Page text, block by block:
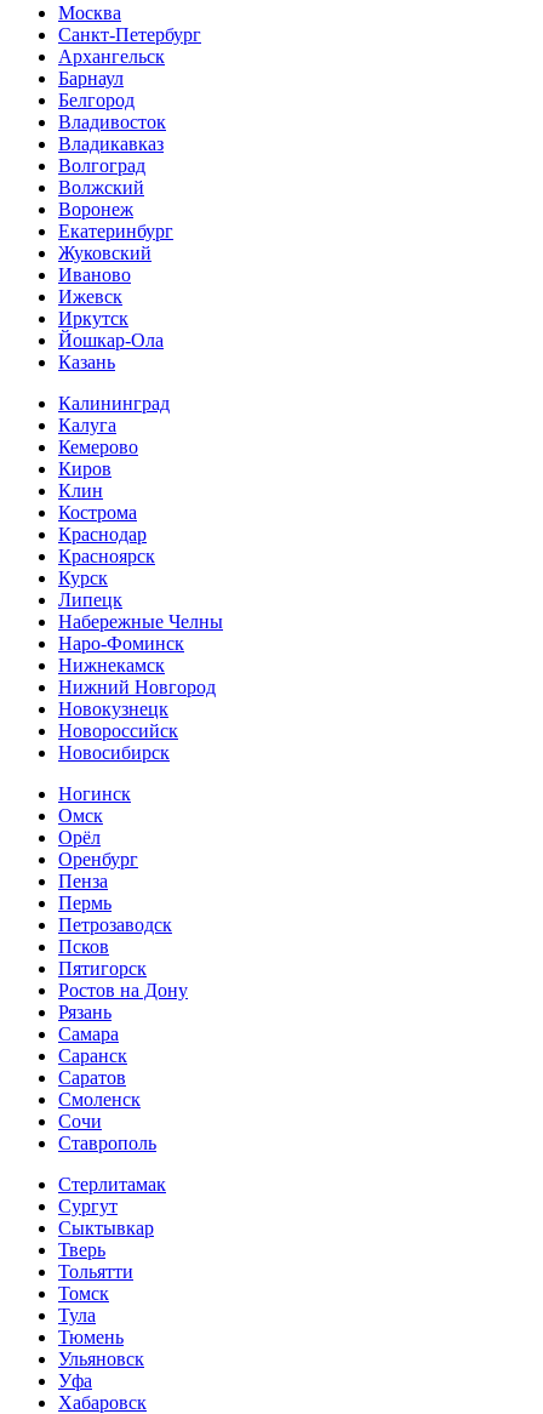
Москва
Санкт-Петербург
Архангельск
Барнаул
Белгород
Владивосток
Владикавказ
Волгоград
Волжский
Воронеж
Екатеринбург
Жуковский
Иваново
Ижевск
Иркутск
Йошкар-Ола
Казань
Калининград
Калуга
Кемерово
Киров
Клин
Кострома
Краснодар
Красноярск
Курск
Липецк
Набережные Челны
Наро-Фоминск
Нижнекамск
Нижний Новгород
Новокузнецк
Новороссийск
Новосибирск
Ногинск
Омск
Орёл
Оренбург
Пенза
Пермь
Петрозаводск
Псков
Пятигорск
Ростов на Дону
Рязань
Самара
Саранск
Саратов
Смоленск
Сочи
Ставрополь
Стерлитамак
Сургут
Сыктывкар
Тверь
Тольятти
Томск
Тула
Тюмень
Ульяновск
Уфа
Хабаровск